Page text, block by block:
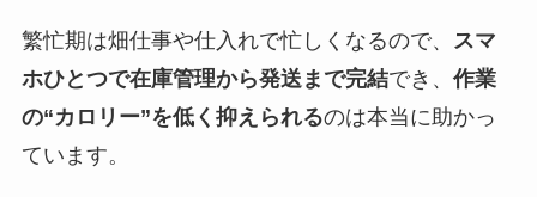
繁忙期は畑仕事や仕入れで忙しくなるので、
スマ
ホひとつで在庫管理から発送まで完結でき、 作業
の“カロリー”を低く抑えられるのは本当に助かっ
ています。